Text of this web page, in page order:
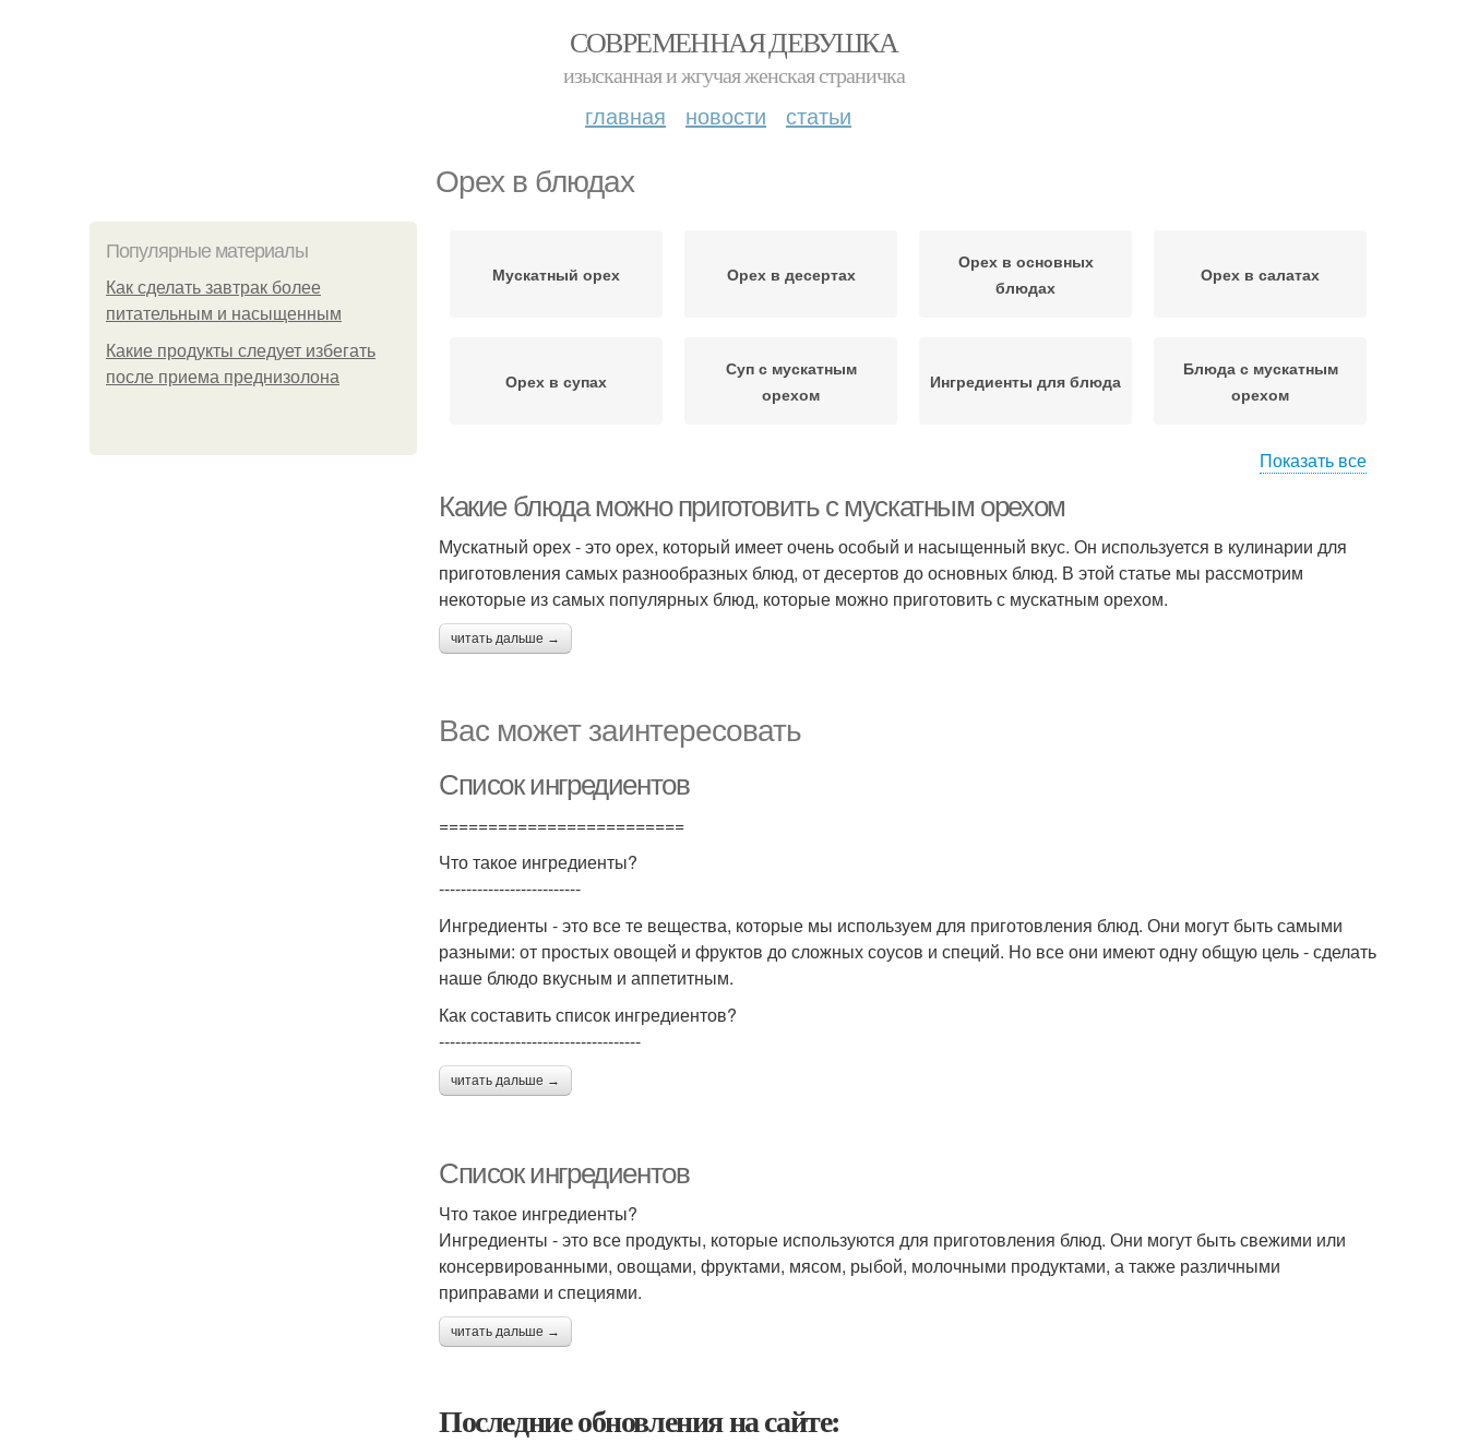
СОВРЕМЕННАЯ ДЕВУШКА
изысканная и жгучая женская страничка
главная новости статьи
Орех в блюдах
Популярные материалы
Как сделать завтрак более
питательным и насыщенным
Какие продукты следует избегать
после приема преднизолона
Мускатный орех Орех в десертах
Орех в основных
блюдах
Орех в салатах
Орех в супах
Суп с мускатным
орехом
Ингредиенты для блюда
Блюда с мускатным
орехом
Показать все
Какие блюда можно приготовить с мускатным орехом
Мускатный орех - это орех, который имеет очень особый и насыщенный вкус. Он используется в кулинарии для
приготовления самых разнообразных блюд, от десертов до основных блюд. В этой статье мы рассмотрим
некоторые из самых популярных блюд, которые можно приготовить с мускатным орехом.
читать дальше →
Вас может заинтересовать
Список ингредиентов
=========================
Что такое ингредиенты?
--------------------------
Ингредиенты - это все те вещества, которые мы используем для приготовления блюд. Они могут быть самыми
разными: от простых овощей и фруктов до сложных соусов и специй. Но все они имеют одну общую цель - сделать
наше блюдо вкусным и аппетитным.
Как составить список ингредиентов?
-------------------------------------
читать дальше →
Список ингредиентов
Что такое ингредиенты?
Ингредиенты - это все продукты, которые используются для приготовления блюд. Они могут быть свежими или
консервированными, овощами, фруктами, мясом, рыбой, молочными продуктами, а также различными
приправами и специями.
читать дальше →
Последние обновления на сайте: